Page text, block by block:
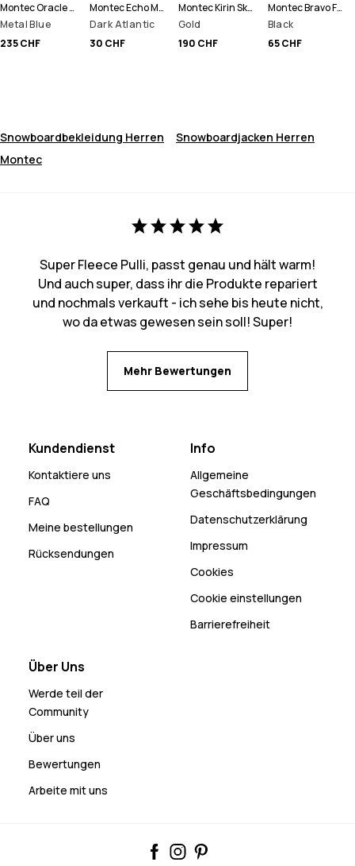
Montec Oracle Skijacke Herren
Metal Blue
235 CHF
Montec Echo Mütze
Dark Atlantic
30 CHF
Montec Kirin Skihose Herren
Gold
190 CHF
Montec Bravo Fleecepullover Herren
Black
65 CHF
Snowboardbekleidung Herren
Snowboardjacken Herren
Montec
Super Fleece Pulli, passt genau und hält warm!
Und auch super, dass ihr die Produkte repariert
und nochmals verkauft - ich sehe bis heute nicht,
wo da etwas gewesen sein soll! Super!
Mehr Bewertungen
Kundendienst
Kontaktiere uns
FAQ
Meine bestellungen
Rücksendungen
Info
Allgemeine
Geschäftsbedingungen
Datenschutzerklärung
Impressum
Cookies
Cookie einstellungen
Barrierefreiheit
Über Uns
Werde teil der
Community
Über uns
Bewertungen
Arbeite mit uns